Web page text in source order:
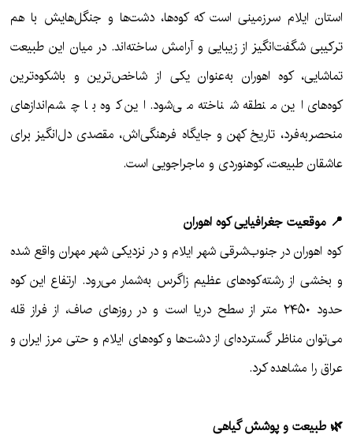
استان ایلام سرزمینی است که کوه‌ها، دشت‌ها و جنگل‌هایش با هم
ترکیبی شگفت‌انگیز از زیبایی و آرامش ساخته‌اند. در میان این طبیعت
تماشایی، کوه اهوران به‌عنوان یکی از شاخص‌ترین و باشکوه‌ترین
کوه‌های این منطقه شناخته می‌شود. این کوه با چشم‌اندازهای
منحصربه‌فرد، تاریخ کهن و جایگاه فرهنگی‌اش، مقصدی دل‌انگیز برای
عاشقان طبیعت، کوهنوردی و ماجراجویی است.
📍 موقعیت جغرافیایی کوه اهوران
کوه اهوران در جنوب‌شرقی شهر ایلام و در نزدیکی شهر مهران واقع شده
و بخشی از رشته‌کوه‌های عظیم زاگرس به‌شمار می‌رود. ارتفاع این کوه
حدود ۲۴۵۰ متر از سطح دریا است و در روزهای صاف، از فراز قله
می‌توان مناظر گسترده‌ای از دشت‌ها و کوه‌های ایلام و حتی مرز ایران و
عراق را مشاهده کرد.
🌿 طبیعت و پوشش گیاهی